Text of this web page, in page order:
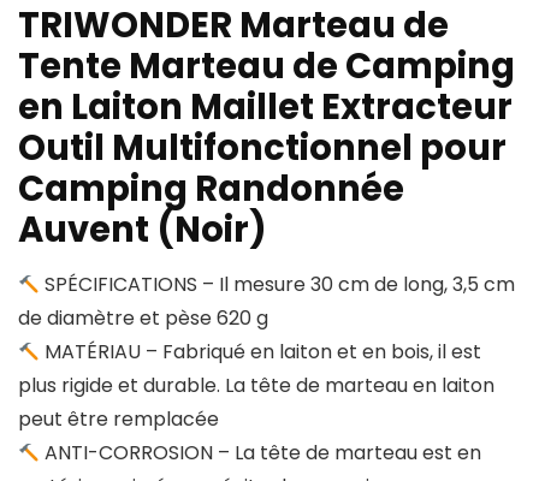
TRIWONDER Marteau de
Tente Marteau de Camping
en Laiton Maillet Extracteur
Outil Multifonctionnel pour
Camping Randonnée
Auvent (Noir)
SPÉCIFICATIONS – Il mesure 30 cm de long, 3,5 cm
de diamètre et pèse 620 g
MATÉRIAU – Fabriqué en laiton et en bois, il est
plus rigide et durable. La tête de marteau en laiton
peut être remplacée
ANTI-CORROSION – La tête de marteau est en